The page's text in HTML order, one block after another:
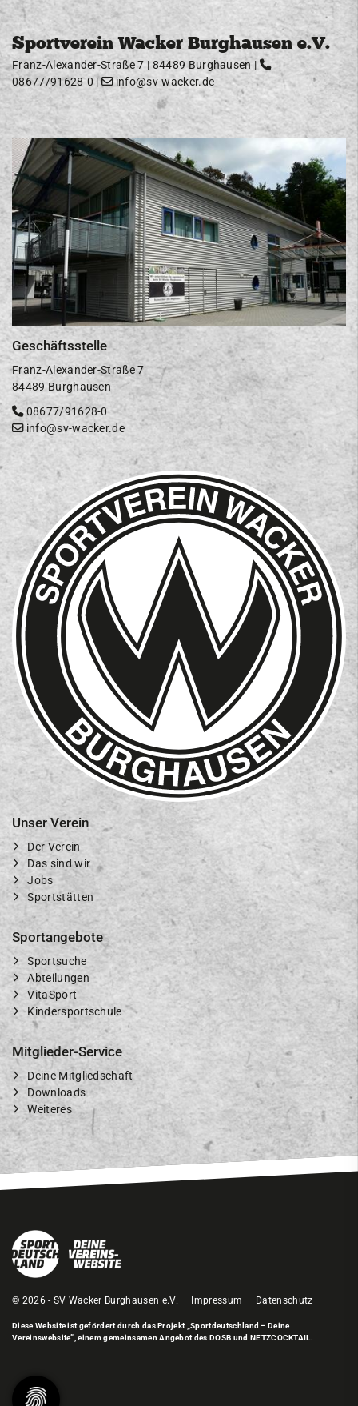
Sportverein Wacker Burghausen e.V.
Franz-Alexander-Straße 7 | 84489 Burghausen |
08677/91628-0 | info@sv-wacker.de
Geschäftsstelle
Franz-Alexander-Straße 7
84489 Burghausen
08677/91628-0
info@sv-wacker.de
Unser Verein
Der Verein
Das sind wir
Jobs
Sportstätten
Sportangebote
Sportsuche
Abteilungen
VitaSport
Kindersportschule
Mitglieder-Service
Deine Mitgliedschaft
Downloads
Weiteres
© 2026 - SV Wacker Burghausen e.V. | Impressum | Datenschutz
Diese Website ist gefördert durch das Projekt „Sportdeutschland – Deine
Vereinswebsite” , einem gemeinsamen Angebot des DOSB und NETZCOCKTAIL.